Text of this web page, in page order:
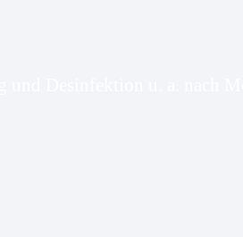
und Desinfektion u. a. nach